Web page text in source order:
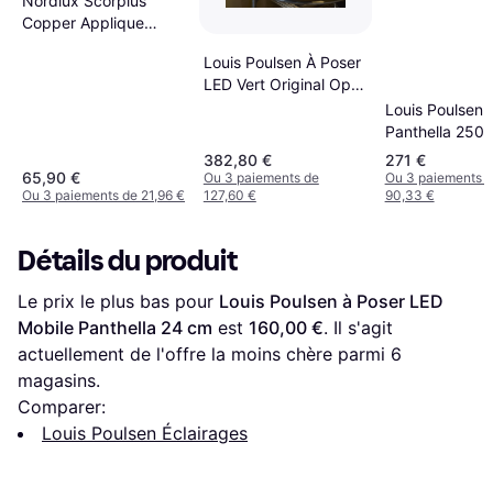
Copper Applique
65,90 €
Ou 3 paiements de 21,96 €
Louis Poulsen À Poser
LED Vert Original Opal
382,80 €
Ou 3 paiements de
127,60 €
Louis Poulsen
Panthella 250
Portable V3
Bureau LED
Lampe de
271 €
Ou 3 paiements
90,33 €
Détails du produit
Le prix le plus bas pour Louis Poulsen à Poser LED
Mobile Panthella 24 cm est 160,00 €. Il s'agit
actuellement de l'offre la moins chère parmi 6
magasins.
Comparer:
Louis Poulsen Éclairages